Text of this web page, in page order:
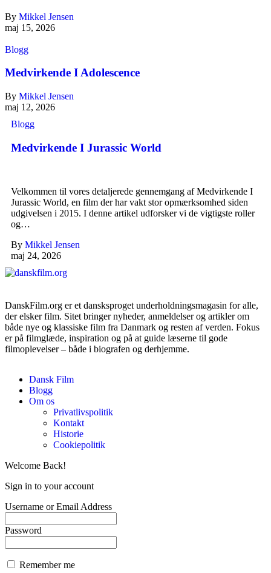
Blogg
Medvirkende I Jurassic World
Velkommen til vores detaljerede gennemgang af Medvirkende I
Jurassic World, en film der har vakt stor opmærksomhed siden
udgivelsen i 2015. I denne artikel udforsker vi de vigtigste roller
og…
By Mikkel Jensen
maj 24, 2026
By Mikkel Jensen
maj 15, 2026
Blogg
Medvirkende I Adolescence
By Mikkel Jensen
maj 12, 2026
DanskFilm.org er et dansksproget underholdningsmagasin for alle,
der elsker film. Sitet bringer nyheder, anmeldelser og artikler om
både nye og klassiske film fra Danmark og resten af verden. Fokus
er på filmglæde, inspiration og på at guide læserne til gode
filmoplevelser – både i biografen og derhjemme.
Dansk Film
Blogg
Om os
Privatlivspolitik
Kontakt
Historie
Cookiepolitik
Welcome Back!
Sign in to your account
Username or Email Address
Password
Remember me